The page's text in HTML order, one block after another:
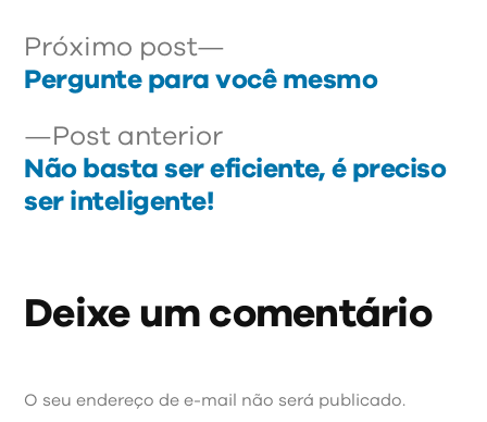
Navegação
de
PostPost anteriorPost
anterior:
Não basta ser eficiente, é preciso
ser inteligente!
Próximo post
post:
Pergunte para você mesmo
Deixe um comentário
O seu endereço de e-mail não será publicado.